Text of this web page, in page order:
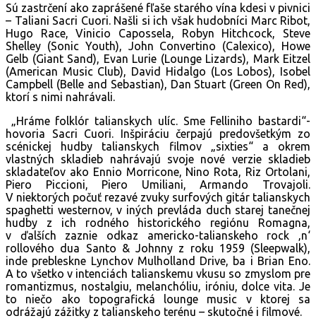
Sú zastrčení ako zaprášené fľaše starého vína kdesi v pivnici
– Taliani Sacri Cuori. Našli si ich však hudobníci Marc Ribot,
Hugo Race, Vinicio Capossela, Robyn Hitchcock, Steve
Shelley (Sonic Youth), John Convertino (Calexico), Howe
Gelb (Giant Sand), Evan Lurie (Lounge Lizards), Mark Eitzel
(American Music Club), David Hidalgo (Los Lobos), Isobel
Campbell (Belle and Sebastian), Dan Stuart (Green On Red),
ktorí s nimi nahrávali.
„Hráme folklór talianskych ulíc. Sme Felliniho bastardi“-
hovoria Sacri Cuori. Inšpiráciu čerpajú predovšetkým zo
scénickej hudby talianskych filmov „sixties“ a okrem
vlastných skladieb nahrávajú svoje nové verzie skladieb
skladateľov ako Ennio Morricone, Nino Rota, Riz Ortolani,
Piero Piccioni, Piero Umiliani, Armando Trovajoli.
V niektorých počuť rezavé zvuky surfových gitár talianskych
spaghetti westernov, v iných prevláda duch starej tanečnej
hudby z ich rodného historického regiónu Romagna,
v ďalších zaznie odkaz americko-talianskeho rock ‚n‘
rollového dua Santo & Johnny z roku 1959 (Sleepwalk),
inde prebleskne Lynchov Mulholland Drive, ba i Brian Eno.
A to všetko v intenciách talianskemu vkusu so zmyslom pre
romantizmus, nostalgiu, melanchóliu, iróniu, dolce vita. Je
to niečo ako topografická lounge music v ktorej sa
odrážajú zážitky z talianskeho terénu – skutočné i filmové.